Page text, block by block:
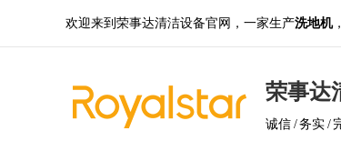
欢迎来到荣事达清洁设备官网，一家生产洗地机，
荣事达
诚信 / 务实 /